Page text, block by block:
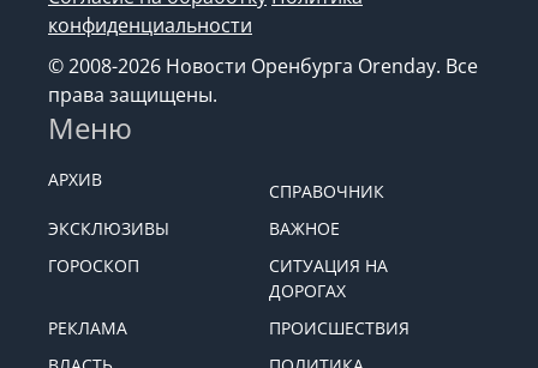
конфиденциальности
© 2008-2026 Новости Оренбурга Orenday. Все
права защищены.
Меню
АРХИВ
СПРАВОЧНИК
ЭКСКЛЮЗИВЫ
ВАЖНОЕ
ГОРОСКОП
СИТУАЦИЯ НА
ДОРОГАХ
РЕКЛАМА
ПРОИСШЕСТВИЯ